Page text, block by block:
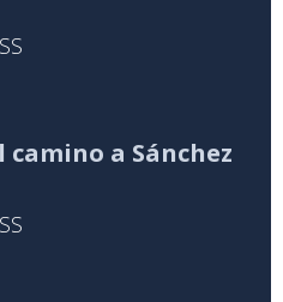
a Sánchez